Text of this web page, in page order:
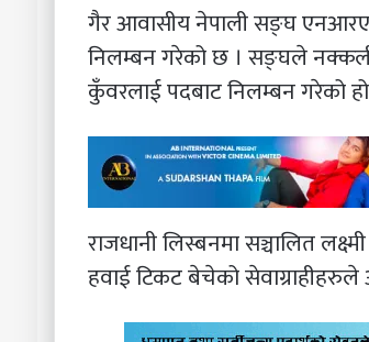
गैर आवासीय नेपाली सङ्घ
निलम्बन गरेको छ । सङ्घले नक्कली
कुँवरलाई पदबाट निलम्बन गरेको
राजधानी लिस्बनमा सञ्चालित
हवाई टिकट बेचेको